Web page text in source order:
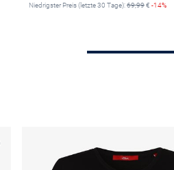
Niedrigster Preis (letzte 30 Tage):69,99€ -14%